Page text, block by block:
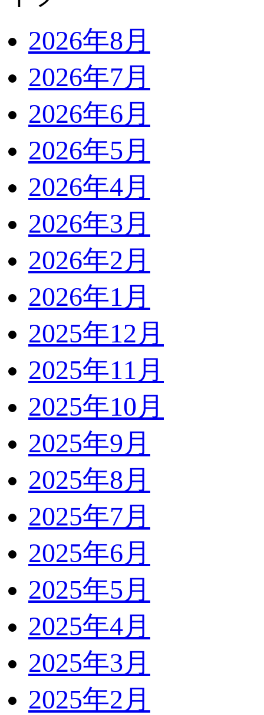
2026年8月
2026年7月
2026年6月
2026年5月
2026年4月
2026年3月
2026年2月
2026年1月
2025年12月
2025年11月
2025年10月
2025年9月
2025年8月
2025年7月
2025年6月
2025年5月
2025年4月
2025年3月
2025年2月